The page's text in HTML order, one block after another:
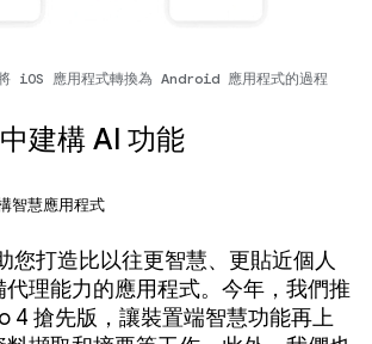
iOS 應用程式轉換為 Android 應用程式的過程
建構 AI 功能
智慧應用程式
您打造比以往更智慧、更貼近個人
理能力的應用程式。今年，我們推
4 搶先版，讓裝置端智慧功能再上